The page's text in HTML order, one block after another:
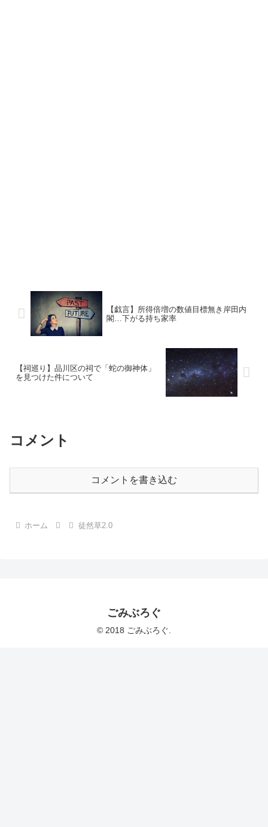
【戯言】所得倍増の数値目標無き岸田内
閣…下がる持ち家率
【祠巡り】品川区の祠で「蛇の御神体」
を見つけた件について
コメント
コメントを書き込む
ホーム 徒然草2.0
ごみぶろぐ
© 2018 ごみぶろぐ.